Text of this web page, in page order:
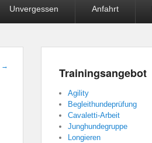
Unvergessen Anfahrt
→ Trainingsangebot
Agility
Begleithundeprüfung
Cavaletti-Arbeit
Junghundegruppe
Longieren